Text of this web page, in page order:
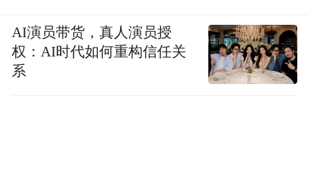
AI演员带货，真人演员授
权：AI时代如何重构信任关
系